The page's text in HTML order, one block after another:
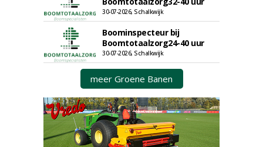
30-07-2026, Schalkwijk
Boominspecteur bij
Boomtotaalzorg24-40 uur
30-07-2026, Schalkwijk
meer Groene Banen